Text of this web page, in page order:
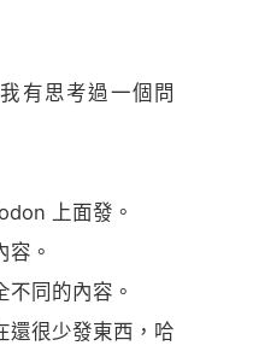
有思考過一個問
上面發。
。
同的內容。
還很少發東西，哈